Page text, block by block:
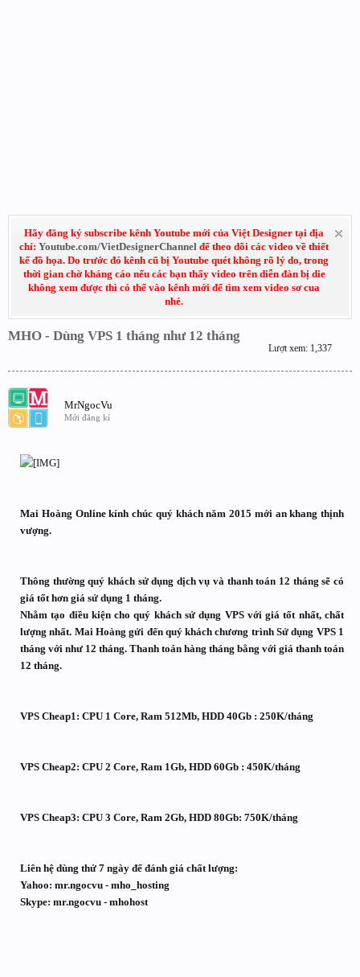
Hãy đăng ký subscribe kênh Youtube mới của Việt Designer tại địa
chỉ: Youtube.com/VietDesignerChannel để theo dõi các video về thiết
kế đồ họa. Do trước đó kênh cũ bị Youtube quét không rõ lý do, trong
thời gian chờ kháng cáo nếu các bạn thấy video trên diễn đàn bị die
không xem được thì có thể vào kênh mới để tìm xem video sơ cua
nhé.
MHO - Dùng VPS 1 tháng như 12 tháng
Lượt xem: 1,337
MrNgocVu
Mới đăng kí
Mai Hoàng Online kính chúc quý khách năm 2015 mới an khang thịnh
vượng.
Thông thường quý khách sử dụng dịch vụ và thanh toán 12 tháng sẽ có
giá tốt hơn giá sử dụng 1 tháng.
Nhằm tạo điều kiện cho quý khách sử dụng VPS với giá tốt nhất, chất
lượng nhất. Mai Hoàng gửi đến quý khách chương trình Sử dụng VPS 1
tháng với như 12 tháng. Thanh toán hàng tháng bằng với giá thanh toán
12 tháng.
VPS Cheap1: CPU 1 Core, Ram 512Mb, HDD 40Gb : 250K/tháng
VPS Cheap2: CPU 2 Core, Ram 1Gb, HDD 60Gb : 450K/tháng
VPS Cheap3: CPU 3 Core, Ram 2Gb, HDD 80Gb: 750K/tháng
Liên hệ dùng thử 7 ngày để đánh giá chất lượng:
Yahoo: mr.ngocvu - mho_hosting
Skype: mr.ngocvu - mhohost